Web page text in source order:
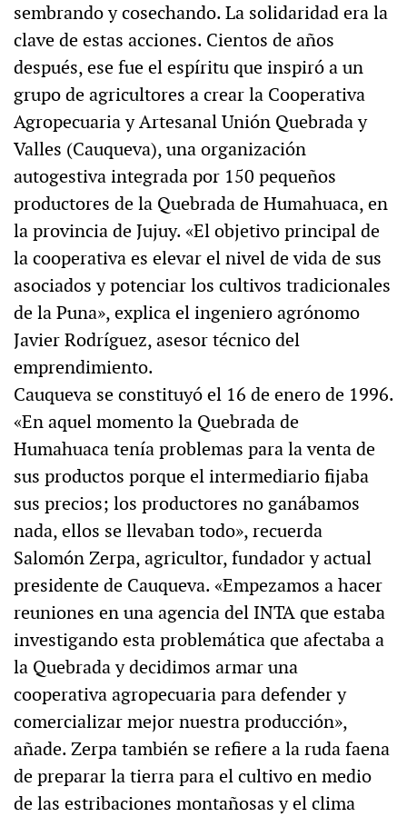
sembrando y cosechando. La solidaridad era la
clave de estas acciones. Cientos de años
después, ese fue el espíritu que inspiró a un
grupo de agricultores a crear la Cooperativa
Agropecuaria y Artesanal Unión Quebrada y
Valles (Cauqueva), una organización
autogestiva integrada por 150 pequeños
productores de la Quebrada de Humahuaca, en
la provincia de Jujuy. «El objetivo principal de
la cooperativa es elevar el nivel de vida de sus
asociados y potenciar los cultivos tradicionales
de la Puna», explica el ingeniero agrónomo
Javier Rodríguez, asesor técnico del
emprendimiento.
Cauqueva se constituyó el 16 de enero de 1996.
«En aquel momento la Quebrada de
Humahuaca tenía problemas para la venta de
sus productos porque el intermediario fijaba
sus precios; los productores no ganábamos
nada, ellos se llevaban todo», recuerda
Salomón Zerpa, agricultor, fundador y actual
presidente de Cauqueva. «Empezamos a hacer
reuniones en una agencia del INTA que estaba
investigando esta problemática que afectaba a
la Quebrada y decidimos armar una
cooperativa agropecuaria para defender y
comercializar mejor nuestra producción»,
añade. Zerpa también se refiere a la ruda faena
de preparar la tierra para el cultivo en medio
de las estribaciones montañosas y el clima